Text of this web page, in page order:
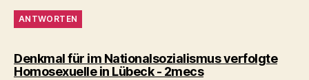
ANTWORTEN
Denkmal für im Nationalsozialismus verfolgte
Homosexuelle in Lübeck - 2mecssagt: